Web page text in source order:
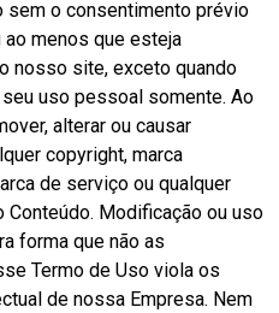
sem o consentimento prévio
ao menos que esteja
nosso site, exceto quando
uso pessoal somente. Ao
alterar ou causar
copyright, marca
de serviço ou qualquer
Modificação ou uso
forma que não as
Termo de Uso viola os
de nossa Empresa. Nem